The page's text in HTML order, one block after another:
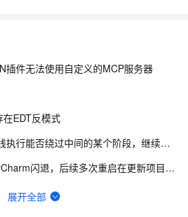
插件无法使用自定义的MCP服务器
EDT反模式
如图，请问在云效，流水线执行能否绕过中间的某个阶段，继续向后执行？
更新到2.5.0后经常引起PyCharm闪退，后续多次重启在更新项目索引的时候闪退退
写入极高
展开全部